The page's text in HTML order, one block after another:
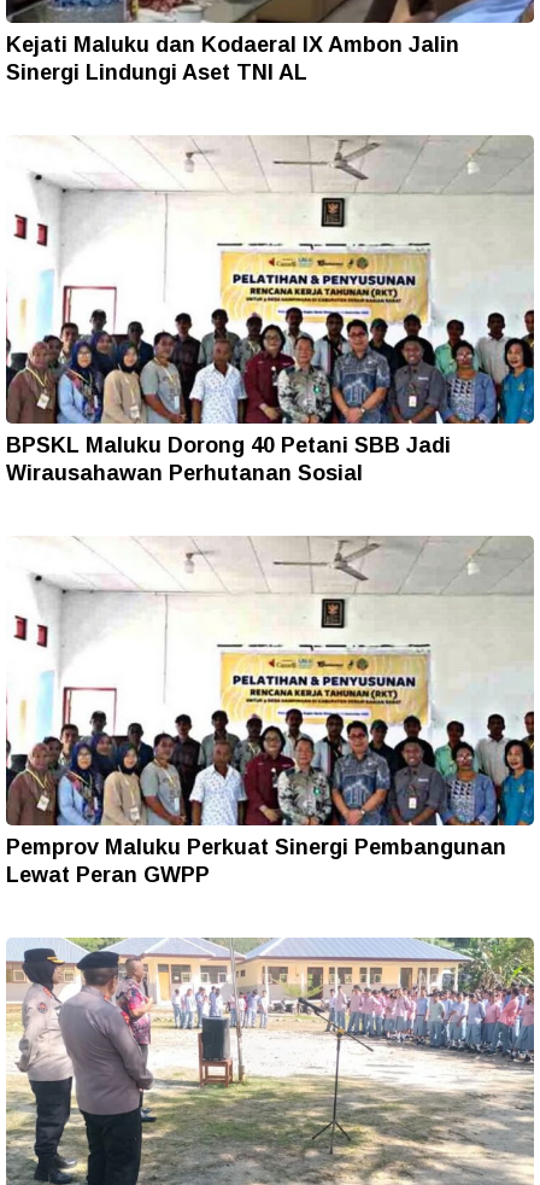
Kejati Maluku dan Kodaeral IX Ambon Jalin
Sinergi Lindungi Aset TNI AL
BPSKL Maluku Dorong 40 Petani SBB Jadi
Wirausahawan Perhutanan Sosial
Pemprov Maluku Perkuat Sinergi Pembangunan
Lewat Peran GWPP